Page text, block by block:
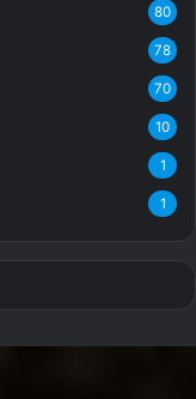
80
78
70
10
1
1